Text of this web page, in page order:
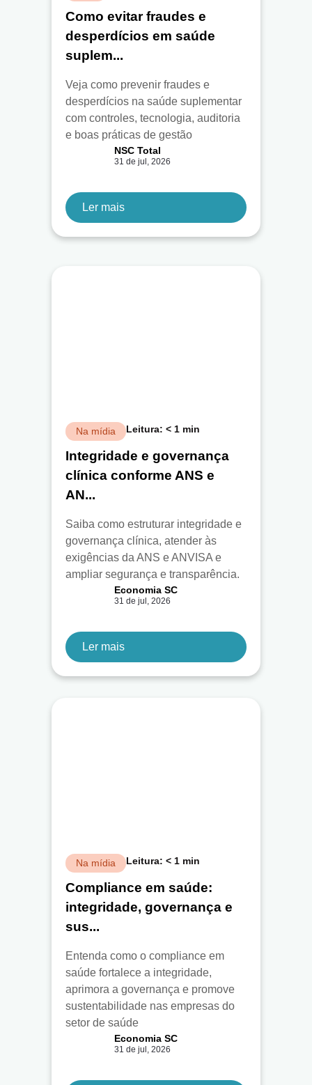
Como evitar fraudes e
desperdícios em saúde
suplem...
Veja como prevenir fraudes e
desperdícios na saúde suplementar
com controles, tecnologia, auditoria
e boas práticas de gestão
NSC Total
31 de jul, 2026
Ler mais
Na mídia Leitura: < 1 min
Integridade e governança
clínica conforme ANS e
AN...
Saiba como estruturar integridade e
governança clínica, atender às
exigências da ANS e ANVISA e
ampliar segurança e transparência.
Economia SC
31 de jul, 2026
Ler mais
Na mídia Leitura: < 1 min
Compliance em saúde:
integridade, governança e
sus...
Entenda como o compliance em
saúde fortalece a integridade,
aprimora a governança e promove
sustentabilidade nas empresas do
setor de saúde
Economia SC
31 de jul, 2026